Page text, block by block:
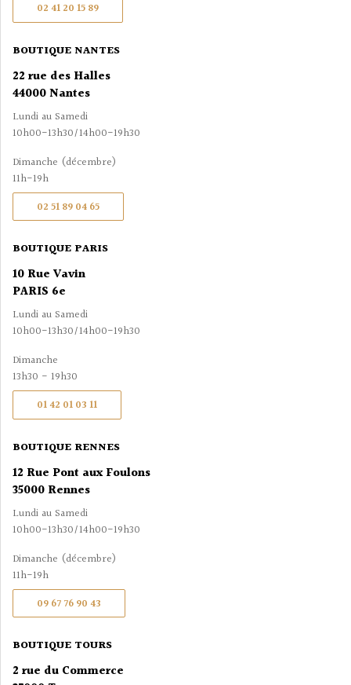
02 41 20 15 89
BOUTIQUE NANTES
22 rue des Halles
44000 Nantes
Lundi au Samedi
10h00-13h30/14h00-19h30
Dimanche (décembre)
11h-19h
02 51 89 04 65
BOUTIQUE PARIS
10 Rue Vavin
PARIS 6e
Lundi au Samedi
10h00-13h30/14h00-19h30
Dimanche
13h30 - 19h30
01 42 01 03 11
BOUTIQUE RENNES
12 Rue Pont aux Foulons
35000 Rennes
Lundi au Samedi
10h00-13h30/14h00-19h30
Dimanche (décembre)
11h-19h
09 67 76 90 43
BOUTIQUE TOURS
2 rue du Commerce